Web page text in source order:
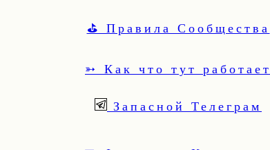
⛳ Правила Сообщества
➳ Как что тут работает
Запасной Телеграм